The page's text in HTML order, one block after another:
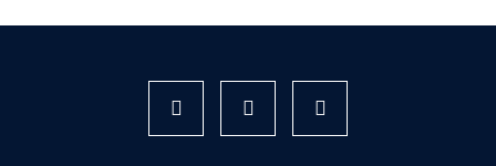
Instagram Facebook